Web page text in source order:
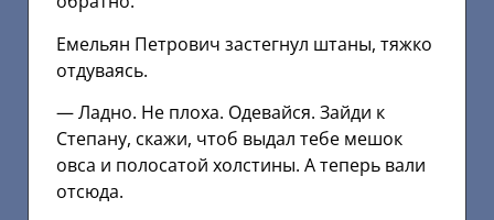
Емельян Петрович застегнул штаны, тяжко
отдуваясь.
— Ладно. Не плоха. Одевайся. Зайди к
Степану, скажи, чтоб выдал тебе мешок
овса и полосатой холстины. А теперь вали
отсюда.